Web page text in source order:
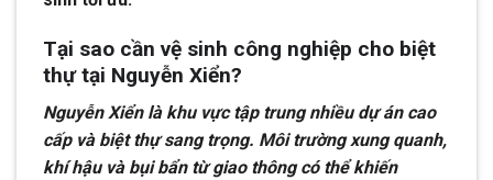
Tại sao cần vệ sinh công nghiệp cho biệt
thự tại Nguyễn Xiển?
Nguyễn Xiển là khu vực tập trung nhiều dự án cao
cấp và biệt thự sang trọng. Môi trường xung quanh,
khí hậu và bụi bẩn từ giao thông có thể khiến